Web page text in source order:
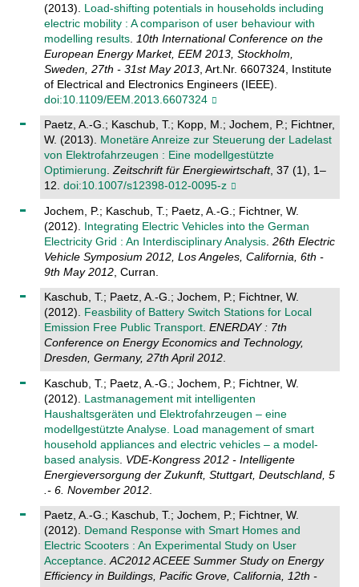
(2013). Load-shifting potentials in households including
electric mobility : A comparison of user behaviour with
modelling results.
10th International Conference on the
European Energy Market, EEM 2013, Stockholm,
Sweden, 27th - 31st May 2013, Art.Nr. 6607324, Institute
of Electrical and Electronics Engineers (IEEE).
doi:10.1109/EEM.2013.6607324
Paetz, A.-G.; Kaschub, T.; Kopp, M.; Jochem, P.; Fichtner,
W. (2013). Monetäre Anreize zur Steuerung der Ladelast
von Elektrofahrzeugen : Eine modellgestützte
Optimierung.Zeitschrift für Energiewirtschaft, 37 (1), 1–
12. doi:10.1007/s12398-012-0095-z
Jochem, P.; Kaschub, T.; Paetz, A.-G.; Fichtner, W.
(2012). Integrating Electric Vehicles into the German
Electricity Grid : An Interdisciplinary Analysis. 26th Electric
Vehicle Symposium 2012, Los Angeles, California, 6th -
9th May 2012, Curran.
Kaschub, T.; Paetz, A.-G.; Jochem, P.; Fichtner, W.
(2012). Feasbility of Battery Switch Stations for Local
Emission Free Public Transport. ENERDAY : 7th
Conference on Energy Economics and Technology,
Dresden, Germany, 27th April 2012.
Kaschub, T.; Paetz, A.-G.; Jochem, P.; Fichtner, W.
(2012). Lastmanagement mit intelligenten
Haushaltsgeräten und Elektrofahrzeugen – eine
modellgestützte Analyse. Load management of smart
household appliances and electric vehicles – a model-
based analysis. VDE-Kongress 2012 - Intelligente
Energieversorgung der Zukunft, Stuttgart, Deutschland, 5
.- 6. November 2012.
Paetz, A.-G.; Kaschub, T.; Jochem, P.; Fichtner, W.
(2012). Demand Response with Smart Homes and
Electric Scooters : An Experimental Study on User
Acceptance.AC2012 ACEEE Summer Study on Energy
Efficiency in Buildings, Pacific Grove, California, 12th -